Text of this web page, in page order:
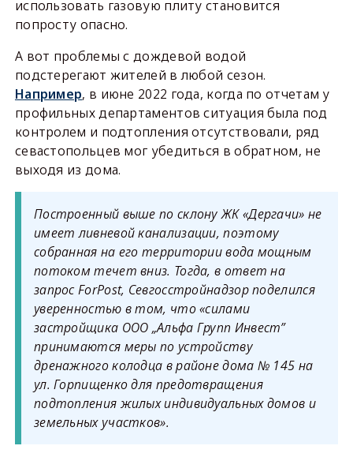
использовать газовую плиту становится
попросту опасно.
А вот проблемы с дождевой водой
подстерегают жителей в любой сезон.
Например, в июне 2022 года, когда по отчетам у
профильных департаментов ситуация была под
контролем и подтопления отсутствовали, ряд
севастопольцев мог убедиться в обратном, не
выходя из дома.
Построенный выше по склону ЖК «Дергачи» не
имеет ливневой канализации, поэтому
собранная на его территории вода мощным
потоком течет вниз. Тогда, в ответ на
запрос ForPost, Севгосстройнадзор поделился
уверенностью в том, что «силами
застройщика ООО „Альфа Групп Инвест”
принимаются меры по устройству
дренажного колодца в районе дома № 145 на
ул. Горпищенко для предотвращения
подтопления жилых индивидуальных домов и
земельных участков».